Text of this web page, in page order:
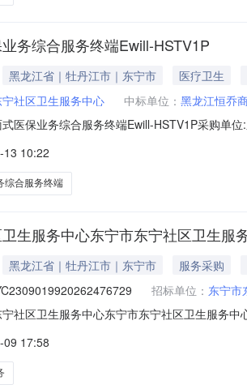
务综合服务终端Ewill-HSTV1P
黑龙江省｜牡丹江市｜东宁市
医疗卫生
社区卫生服务中心 中标单位： 黑龙江恒乔
医保业务综合服务终端Ewill-HSTV1P采购单
10:22
综合服务终端
生服务中心东宁市东宁社区卫生服
黑龙江省｜牡丹江市｜东宁市
服务采购
招标单位： 东宁市
社区卫生服务中心东宁市东宁社区卫生服务
标备注有效参与供应商数量不足报价供应商
17:58